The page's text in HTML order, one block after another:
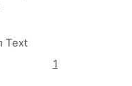
Text
1